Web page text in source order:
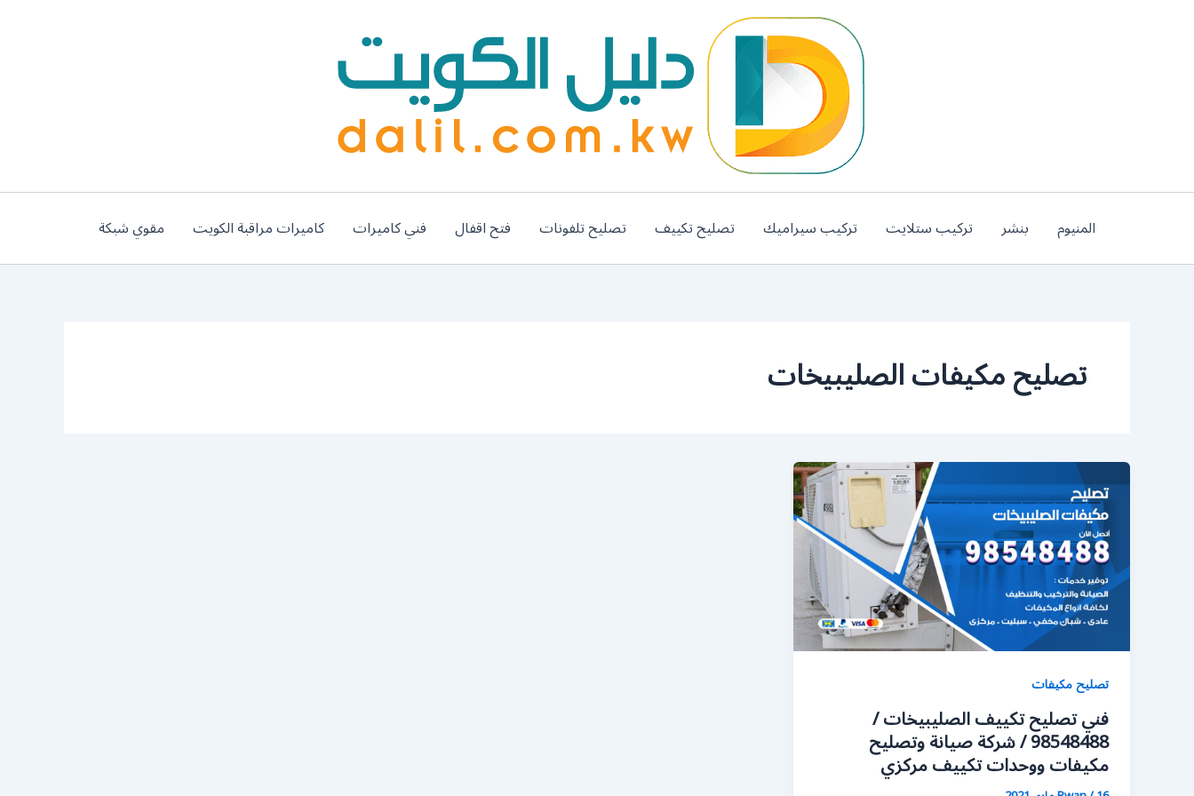
المنيوم بنشر تركيب ستلايت تركيب سيراميك تصليح تكييف تصليح تلفونات فتح اقفال فني كاميرات كاميرات مراقبة الكويت مقوي شبكة
تصليح مكيفات الصليبيخات
تصليح مكيفات
فني تصليح تكييف الصليبيخات /
98548488 / شركة صيانة وتصليح
مكيفات ووحدات تكييف مركزي